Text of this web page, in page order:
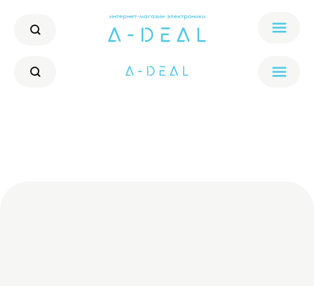
интернет-магазин электроники